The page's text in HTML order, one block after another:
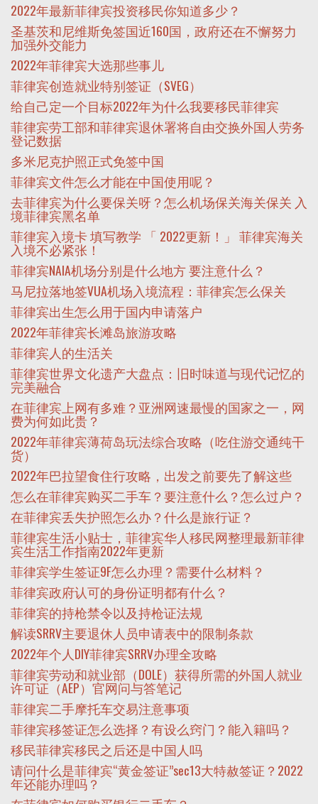
2022年最新菲律宾投资移民你知道多少？
圣基茨和尼维斯免签国近160国，政府还在不懈努力
加强外交能力
2022年菲律宾大选那些事儿
菲律宾创造就业特别签证（SVEG）
给自己定一个目标2022年为什么我要移民菲律宾
菲律宾劳工部和菲律宾退休署将自由交换外国人劳务
登记数据
多米尼克护照正式免签中国
菲律宾文件怎么才能在中国使用呢？
去菲律宾为什么要保关呀？怎么机场保关海关保关 入
境菲律宾黑名单
菲律宾入境卡 填写教学 「 2022更新！」 菲律宾海关
入境不必紧张！
菲律宾NAIA机场分别是什么地方 要注意什么？
马尼拉落地签VUA机场入境流程：菲律宾怎么保关
菲律宾出生怎么用于国内申请落户
2022年菲律宾长滩岛旅游攻略
菲律宾人的生活关
菲律宾世界文化遗产大盘点：旧时味道与现代记忆的
完美融合
在菲律宾上网有多难？亚洲网速最慢的国家之一，网
费为何如此贵？
2022年菲律宾薄荷岛玩法综合攻略（吃住游交通纯干
货）
2022年巴拉望食住行攻略，出发之前要先了解这些
怎么在菲律宾购买二手车？要注意什么？怎么过户？
在菲律宾丢失护照怎么办？什么是旅行证？
菲律宾生活小贴士，菲律宾华人移民网整理最新菲律
宾生活工作指南2022年更新
菲律宾学生签证9F怎么办理？需要什么材料？
菲律宾政府认可的身份证明都有什么？
菲律宾的持枪禁令以及持枪证法规
解读SRRV主要退休人员申请表中的限制条款
2022年个人DIY菲律宾SRRV办理全攻略
菲律宾劳动和就业部（DOLE）获得所需的外国人就业
许可证（AEP）官网问与答笔记
菲律宾二手摩托车交易注意事项
菲律宾移签证怎么选择？有设么窍门？能入籍吗？
移民菲律宾移民之后还是中国人吗
请问什么是菲律宾“黄金签证”sec13大特赦签证？2022
年还能办理吗？